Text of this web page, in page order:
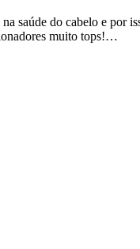
saúde do cabelo e por
muito tops!…